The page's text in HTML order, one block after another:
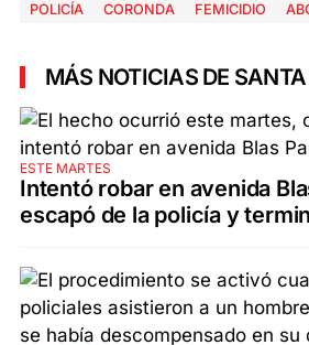
POLICÍA CORONDA FEMICIDIO
MÁS NOTICIAS DE SANTA
ESTE MARTES
Intentó robar en avenida
escapó de la policía y